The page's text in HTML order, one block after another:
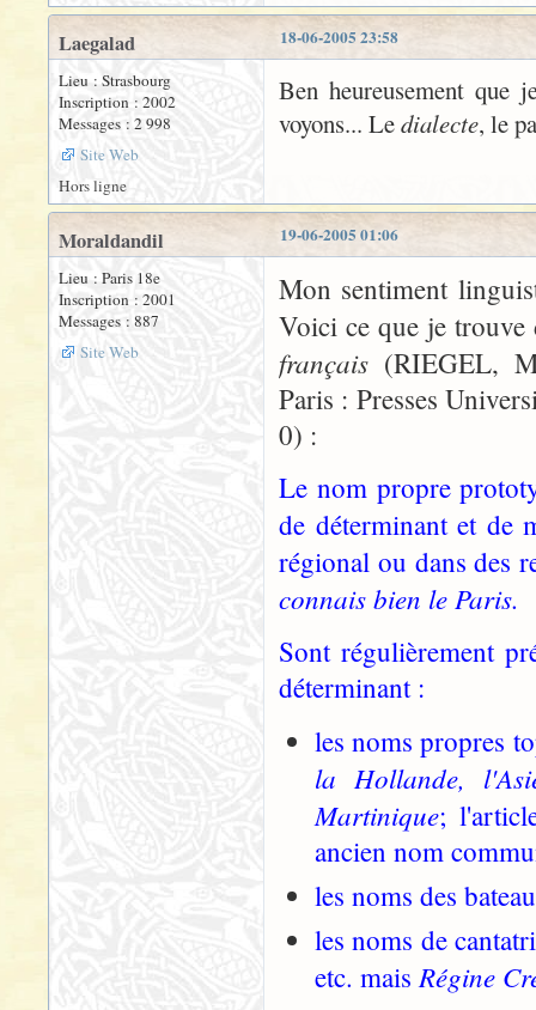
18-06-2005 23:58
Laegalad
Lieu : Strasbourg
Inscription : 2002
Messages : 2 998
Site Web
Ben heureusement que
voyons... Ledialecte, le
Hors ligne
19-06-2005 01:06
Moraldandil
Lieu : Paris 18e
Inscription : 2001
Messages : 887
Site Web
Mon sentiment
Voici ce que je
français (RIEGEL,
Paris : Presses
0) :
Le nom propre
de déterminant et de
régional ou dans des
connais bien le Paris.
Sont régulièrement
déterminant :
les noms propres
la Hollande,
Martinique;
ancien nom
les noms des
les noms de
etc. maisRégine